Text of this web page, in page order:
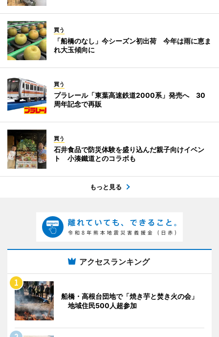
買う
「船橋のなし」今シーズン初出荷 今年は雨に恵ま
れ大玉傾向に
買う
プラレール「東葉高速鉄道2000系」発売へ 30
周年記念で再販
買う
石井食品で防災体験を盛り込んだ親子向けイベン
ト 小湊鐵道とのコラボも
もっと見る
アクセスランキング
船橋・高根台団地で「焼き芋と焚き火の会」
地域住民500人超参加